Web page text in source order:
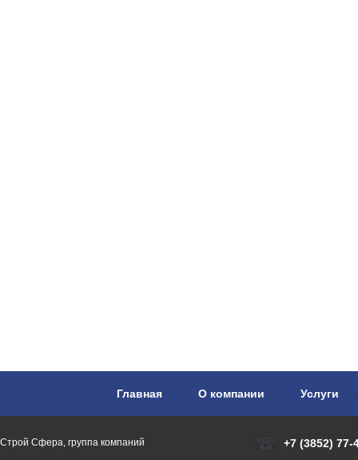
Главная - О компании - Услуги -
Строй Сфера, группа компаний +7 (3852) 77-